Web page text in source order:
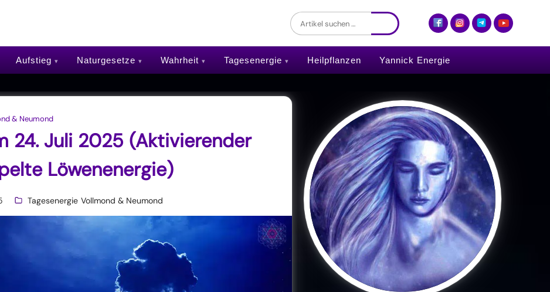
Aufstieg Naturgesetze Wahrheit Tagesenergie Heilpflanzen Yannick Energie
& Neumond
24. Juli 2025 (Aktivierender
Löwenenergie)
Tagesenergie Vollmond & Neumond